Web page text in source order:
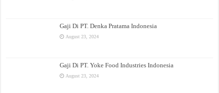
Gaji Di PT. Denka Pratama Indonesia
August 23, 2024
Gaji Di PT. Yoke Food Industries Indonesia
August 23, 2024